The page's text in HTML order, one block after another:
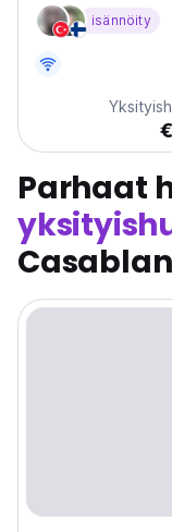
mohamed V.
joissa jokaisessa
isännöity
Parhaat